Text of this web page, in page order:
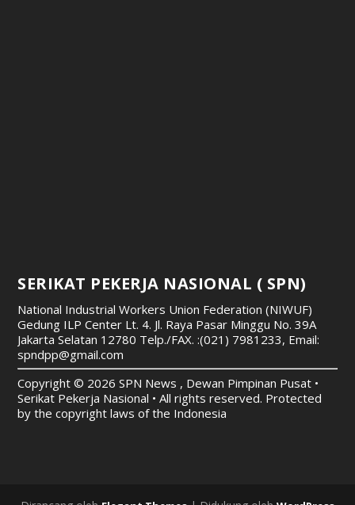
SERIKAT PEKERJA NASIONAL ( SPN)
National Industrial Workers Union Federation (NIWUF)
Gedung ILP Center Lt. 4. Jl. Raya Pasar Minggu No. 39A
Jakarta Selatan 12780 Telp./FAX. :(021) 7981233, Email:
spndpp@gmail.com
Copyright © 2026 SPN News , Dewan Pimpinan Pusat •
Serikat Pekerja Nasional • All rights reserved. Protected
by the copyright laws of the Indonesia